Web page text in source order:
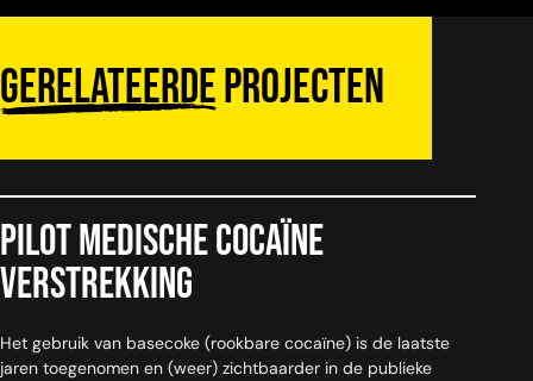
Gerelateerdeprojecten
Pilot medische cocaïne
verstrekking
Het gebruik van basecoke (rookbare cocaïne) is de laatste
jaren toegenomen en (weer) zichtbaarder in de publieke